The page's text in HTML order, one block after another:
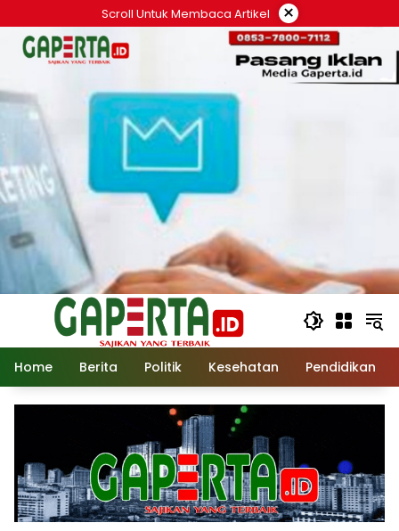
ke
konten
Scroll Untuk Membaca Artikel ×
Home Berita Politik Kesehatan Pendidikan